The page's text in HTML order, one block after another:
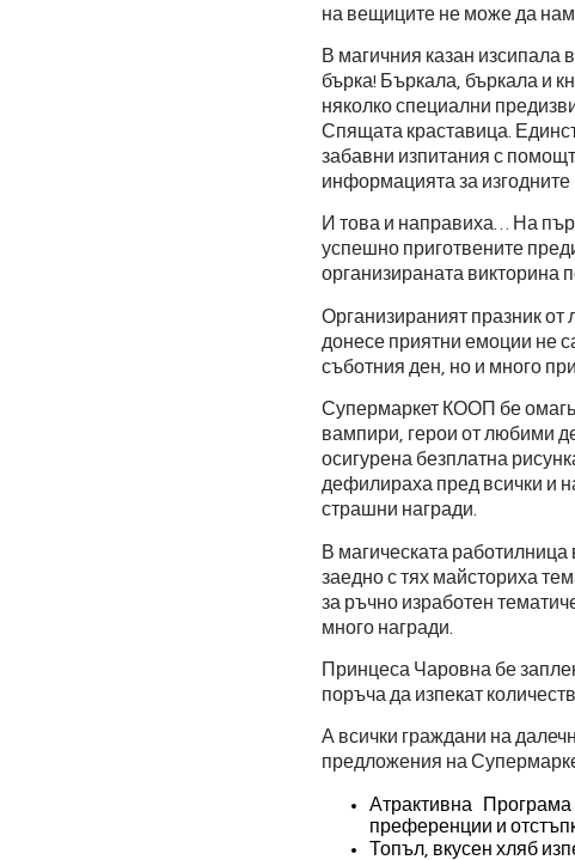
на вещиците не може да
В магичния казан изсипала
бърка! Бъркала, бъркала и
няколко специални
Спящата краставица.
забавни изпитания с
информацията за изгодните
И това и направиха… На
успешно приготвените
организираната викторина
Организираният празник
донесе приятни емоции не
съботния ден, но и много
Супермаркет КООП бе
вампири, герои от любими
осигурена безплатна
дефилираха пред всички и
страшни награди.
В магическата
заедно с тях майсториха
за ръчно изработен
много награди.
Принцеса Чаровна бе
поръча да изпекат
А всички граждани на
предложения на
Атрактивна
преференции и
Топъл, вкусен хляб